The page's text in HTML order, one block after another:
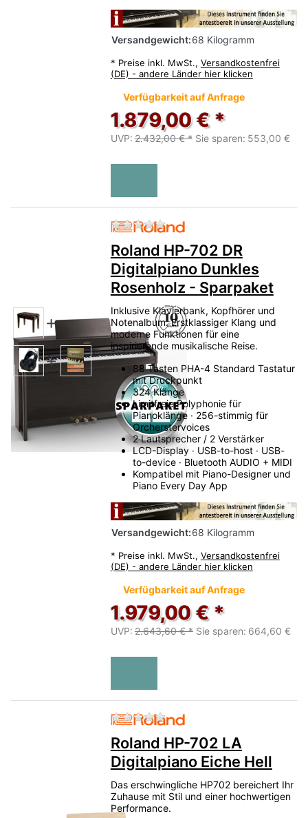
Versandgewicht:68 Kilogramm
* Preise inkl. MwSt., Versandkostenfrei
(DE) - andere Länder hier klicken
Verfügbarkeit auf Anfrage
1.879,00 € *
UVP: 2.432,00 € * Sie sparen: 553,00 €
Zu diesem Produkt liegen
Roland HP-702 DR
Digitalpiano Dunkles
Rosenholz - Sparpaket
Inklusive Klavierbank, Kopfhörer und
Notenalbum. Erstklassiger Klang und
moderne Funktionen für eine
inspirierende musikalische Reise.
88 Tasten PHA-4 Standard Tastatur
mit Druckpunkt
324 Klänge
Limitfreie Polyphonie für
Pianoklänge · 256-stimmig für
Orcherstervoices
2 Lautsprecher / 2 Verstärker
LCD-Display · USB-to-host · USB-
to-device · Bluetooth AUDIO + MIDI
Kompatibel mit Piano-Designer und
Piano Every Day App
Versandgewicht:68 Kilogramm
* Preise inkl. MwSt., Versandkostenfrei
(DE) - andere Länder hier klicken
Verfügbarkeit auf Anfrage
1.979,00 € *
UVP: 2.643,60 € * Sie sparen: 664,60 €
Zu diesem Produkt liegen
Roland HP-702 LA
Digitalpiano Eiche Hell
Das erschwingliche HP702 bereichert Ihr
Zuhause mit Stil und einer hochwertigen
Performance.